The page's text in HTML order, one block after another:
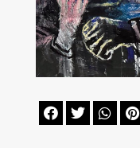
   